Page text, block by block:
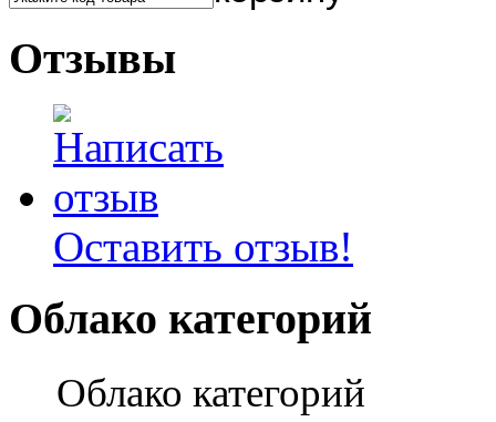
Отзывы
Оставить отзыв!
Облако категорий
Облако категорий